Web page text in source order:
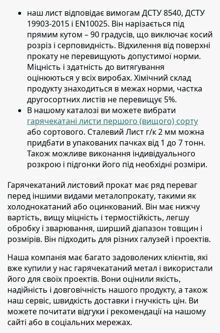
наш лист відповідає вимогам ДСТУ 8540, ДСТУ
19903-2015 і EN10025. Він нарізається під
прямим кутом – 90 градусів, що виключає косий
розріз і серповидність. Відхилення від поверхні
прокату не перевищують допустимої норми.
Міцність і здатність до витягування
оцінюються у всіх виробах. Хімічний склад
продукту знаходиться в межах норми, частка
другосортних листів не перевищує 5%.
В нашому каталозі ви можете вибрати
гарячекатані листи першого (вищого) сорту
або сортового. Сталевий Лист г/к 2 мм можна
придбати в упакованих пачках від 1 до 7 тонн.
Також можливе виконання індивідуального
розкрою і підгонки його під необхідні розміри.
Гарячекатаний листовий прокат має ряд переваг
перед іншими видами металопрокату, такими як
холоднокатаний або оцинкований. Він має нижчу
вартість, вищу міцність і термостійкість, легшу
обробку і зварювання, ширший діапазон товщин і
розмірів. Він підходить для різних галузей і проектів.
Наша компанія має багато задоволених клієнтів, які
вже купили у нас гарячекатаний метал і використали
його для своїх проектів. Вони оцінили якість,
надійність і довговічність нашого продукту, а також
наш сервіс, швидкість доставки і гнучкість цін. Ви
можете почитати відгуки і рекомендації на нашому
сайті або в соціальних мережах.